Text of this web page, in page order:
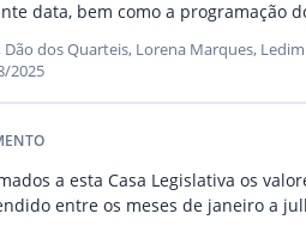
data, bem como a programação
Dão dos Quarteis, Lorena Marques, Ledim
2025
a esta Casa Legislativa os
entre os meses de janeiro a